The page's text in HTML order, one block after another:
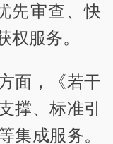
先审查、快
权服务。
面，《若干
撑、标准引
集成服务。